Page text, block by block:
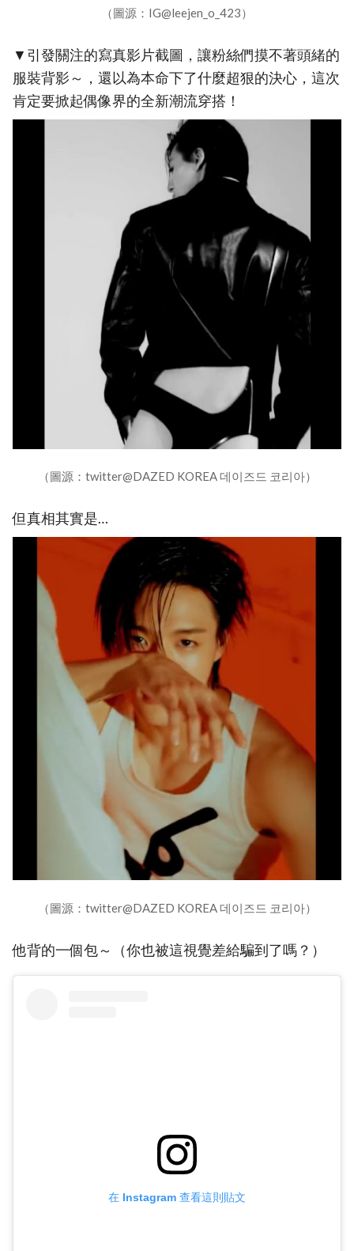
（圖源：IG@leejen_o_423）
▼引發關注的寫真影片截圖，讓粉絲們摸不著頭緒的
服裝背影～，還以為本命下了什麼超狠的決心，這次
肯定要掀起偶像界的全新潮流穿搭！
（圖源：twitter@DAZED KOREA 데이즈드 코리아）
但真相其實是…
（圖源：twitter@DAZED KOREA 데이즈드 코리아）
他背的一個包～（你也被這視覺差給騙到了嗎？）
在 Instagram 查看這則貼文